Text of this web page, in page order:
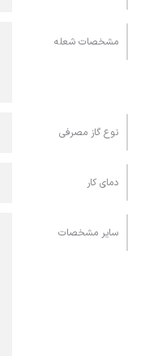
مشخصات شعله
نوع گاز مصرفی
دمای کار
سایر مشخصات